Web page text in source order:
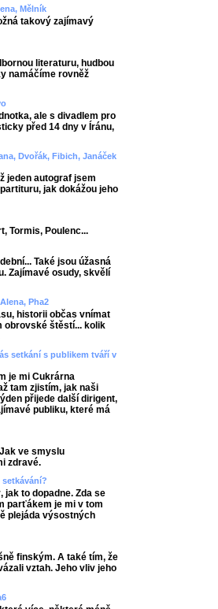
Mělník
takový zajímavý
literaturu, hudbou
namáčíme rovněž
ale s divadlem pro
před 14 dny v Íránu,
Dvořák, Fibich, Janáček
jeden autograf jsem
jak dokážou jeho
Tormis, Poulenc...
Také jsou úžasná
Zajímavé osudy, skvělí
Pha2
historii občas vnímat
obrovské štěstí... kolik
setkání s publikem tváří v
je mi Cukrárna
tam zjistím, jak naši
přijede další dirigent,
publiku, které má
ve smyslu
zdravé.
jak to dopadne. Zda se
parťákem je mi v tom
plejáda výsostných
finským. A také tím, že
vztah. Jeho vliv jeho